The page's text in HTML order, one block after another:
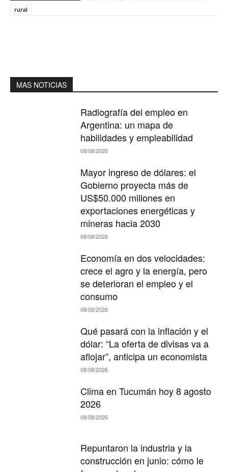
rural
MAS NOTICIAS
Radiografía del empleo en
Argentina: un mapa de
habilidades y empleabilidad
08/08/2026
Mayor ingreso de dólares: el
Gobierno proyecta más de
US$50.000 millones en
exportaciones energéticas y
mineras hacia 2030
08/08/2026
Economía en dos velocidades:
crece el agro y la energía, pero
se deterioran el empleo y el
consumo
08/08/2026
Qué pasará con la inflación y el
dólar: “La oferta de divisas va a
aflojar”, anticipa un economista
08/08/2026
Clima en Tucumán hoy 8 agosto
2026
08/08/2026
Repuntaron la industria y la
construcción en junio: cómo le